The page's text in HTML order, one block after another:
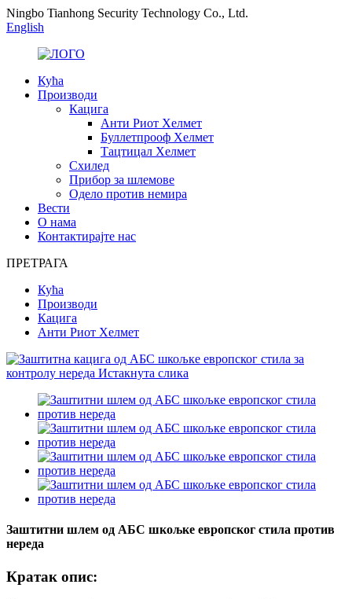
Ningbo Tianhong Security Technology Co., Ltd.
English
Кућа
Производи
Кацига
Анти Риот Хелмет
Буллетпрооф Хелмет
Тацтицал Хелмет
Схилед
Прибор за шлемове
Одело против немира
Вести
О нама
Контактирајте нас
ПРЕТРАГА
Кућа
Производи
Кацига
Анти Риот Хелмет
Заштитни шлем од АБС шкољке европског стила против
нереда
Кратак опис: